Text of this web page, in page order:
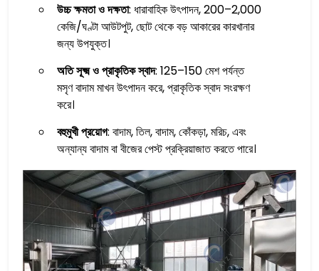
উচ্চ ক্ষমতা ও দক্ষতা: ধারাবাহিক উৎপাদন, 200–2,000
কেজি/ঘণ্টা আউটপুট, ছোট থেকে বড় আকারের কারখানার
জন্য উপযুক্ত।
অতি সূক্ষ্ম ও প্রাকৃতিক স্বাদ: 125–150 মেশ পর্যন্ত
মসৃণ বাদাম মাখন উৎপাদন করে, প্রাকৃতিক স্বাদ সংরক্ষণ
করে।
বহুমুখী প্রয়োগ: বাদাম, তিল, বাদাম, কোঁকড়া, মরিচ, এবং
অন্যান্য বাদাম বা বীজের পেস্ট প্রক্রিয়াজাত করতে পারে।